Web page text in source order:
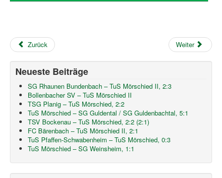
Zurück Weiter
Neueste Beiträge
SG Rhaunen Bundenbach – TuS Mörschied II, 2:3
Bollenbacher SV – TuS Mörschied II
TSG Planig – TuS Mörschied, 2:2
TuS Mörschied – SG Guldental / SG Guldenbachtal, 5:1
TSV Bockenau – TuS Mörschied, 2:2 (2:1)
FC Bärenbach – TuS Mörschied II, 2:1
TuS Pfaffen-Schwabenheim – TuS Mörschied, 0:3
TuS Mörschied – SG Weinsheim, 1:1